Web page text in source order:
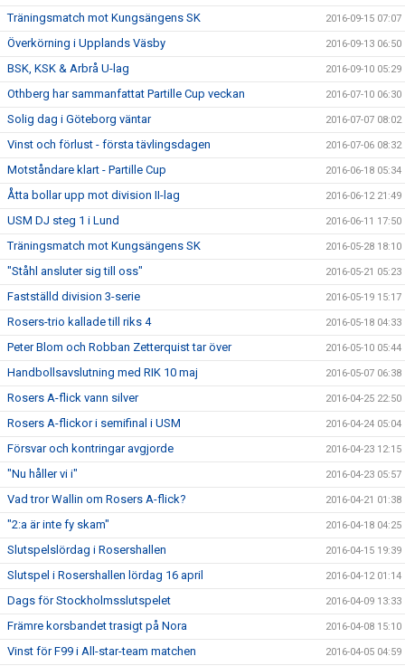
Träningsmatch mot Kungsängens SK 2016-09-15 07:07
Överkörning i Upplands Väsby 2016-09-13 06:50
BSK, KSK & Arbrå U-lag 2016-09-10 05:29
Othberg har sammanfattat Partille Cup veckan 2016-07-10 06:30
Solig dag i Göteborg väntar 2016-07-07 08:02
Vinst och förlust - första tävlingsdagen 2016-07-06 08:32
Motståndare klart - Partille Cup 2016-06-18 05:34
Åtta bollar upp mot division II-lag 2016-06-12 21:49
USM DJ steg 1 i Lund 2016-06-11 17:50
Träningsmatch mot Kungsängens SK 2016-05-28 18:10
"Ståhl ansluter sig till oss" 2016-05-21 05:23
Fastställd division 3-serie 2016-05-19 15:17
Rosers-trio kallade till riks 4 2016-05-18 04:33
Peter Blom och Robban Zetterquist tar över 2016-05-10 05:44
Handbollsavslutning med RIK 10 maj 2016-05-07 06:38
Rosers A-flick vann silver 2016-04-25 22:50
Rosers A-flickor i semifinal i USM 2016-04-24 05:04
Försvar och kontringar avgjorde 2016-04-23 12:15
"Nu håller vi i" 2016-04-23 05:57
Vad tror Wallin om Rosers A-flick? 2016-04-21 01:38
"2:a är inte fy skam" 2016-04-18 04:25
Slutspelslördag i Rosershallen 2016-04-15 19:39
Slutspel i Rosershallen lördag 16 april 2016-04-12 01:14
Dags för Stockholmsslutspelet 2016-04-09 13:33
Främre korsbandet trasigt på Nora 2016-04-08 15:10
Vinst för F99 i All-star-team matchen 2016-04-05 04:59